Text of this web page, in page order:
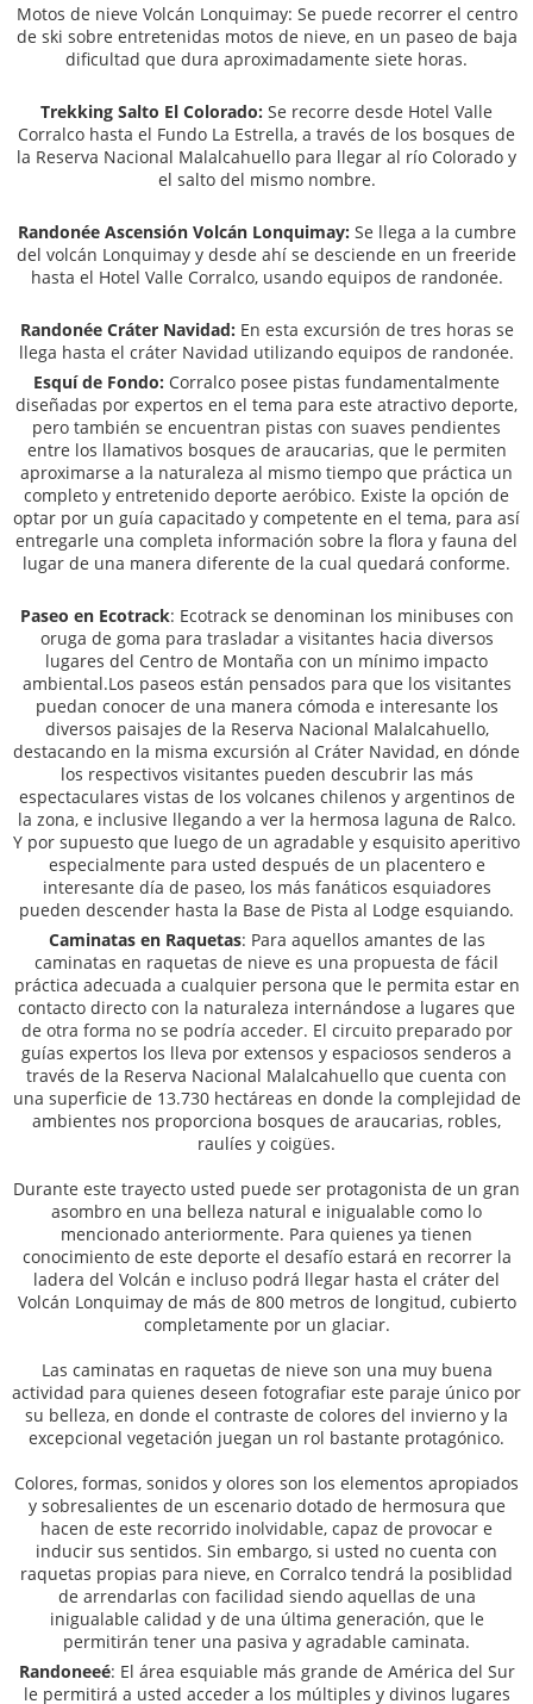
Motos de nieve Volcán Lonquimay: Se puede recorrer el centro
de ski sobre entretenidas motos de nieve, en un paseo de baja
dificultad que dura aproximadamente siete horas.
Trekking Salto El Colorado: Se recorre desde Hotel Valle
Corralco hasta el Fundo La Estrella, a través de los bosques de
la Reserva Nacional Malalcahuello para llegar al río Colorado y
el salto del mismo nombre.
Randonée Ascensión Volcán Lonquimay: Se llega a la cumbre
del volcán Lonquimay y desde ahí se desciende en un freeride
hasta el Hotel Valle Corralco, usando equipos de randonée.
Randonée Cráter Navidad: En esta excursión de tres horas se
llega hasta el cráter Navidad utilizando equipos de randonée.
Esquí de Fondo: Corralco posee pistas fundamentalmente
diseñadas por expertos en el tema para este atractivo deporte,
pero también se encuentran pistas con suaves pendientes
entre los llamativos bosques de araucarias, que le permiten
aproximarse a la naturaleza al mismo tiempo que práctica un
completo y entretenido deporte aeróbico. Existe la opción de
optar por un guía capacitado y competente en el tema, para así
entregarle una completa información sobre la flora y fauna del
lugar de una manera diferente de la cual quedará conforme.
Paseo en Ecotrack: Ecotrack se denominan los minibuses con
oruga de goma para trasladar a visitantes hacia diversos
lugares del Centro de Montaña con un mínimo impacto
ambiental.Los paseos están pensados para que los visitantes
puedan conocer de una manera cómoda e interesante los
diversos paisajes de la Reserva Nacional Malalcahuello,
destacando en la misma excursión al Cráter Navidad, en dónde
los respectivos visitantes pueden descubrir las más
espectaculares vistas de los volcanes chilenos y argentinos de
la zona, e inclusive llegando a ver la hermosa laguna de Ralco.
Y por supuesto que luego de un agradable y esquisito aperitivo
especialmente para usted después de un placentero e
interesante día de paseo, los más fanáticos esquiadores
pueden descender hasta la Base de Pista al Lodge esquiando.
Caminatas en Raquetas: Para aquellos amantes de las
caminatas en raquetas de nieve es una propuesta de fácil
práctica adecuada a cualquier persona que le permita estar en
contacto directo con la naturaleza internándose a lugares que
de otra forma no se podría acceder. El circuito preparado por
guías expertos los lleva por extensos y espaciosos senderos a
través de la Reserva Nacional Malalcahuello que cuenta con
una superficie de 13.730 hectáreas en donde la complejidad de
ambientes nos proporciona bosques de araucarias, robles,
raulíes y coigües.
Durante este trayecto usted puede ser protagonista de un gran
asombro en una belleza natural e inigualable como lo
mencionado anteriormente. Para quienes ya tienen
conocimiento de este deporte el desafío estará en recorrer la
ladera del Volcán e incluso podrá llegar hasta el cráter del
Volcán Lonquimay de más de 800 metros de longitud, cubierto
completamente por un glaciar.
Las caminatas en raquetas de nieve son una muy buena
actividad para quienes deseen fotografiar este paraje único por
su belleza, en donde el contraste de colores del invierno y la
excepcional vegetación juegan un rol bastante protagónico.
Colores, formas, sonidos y olores son los elementos apropiados
y sobresalientes de un escenario dotado de hermosura que
hacen de este recorrido inolvidable, capaz de provocar e
inducir sus sentidos. Sin embargo, si usted no cuenta con
raquetas propias para nieve, en Corralco tendrá la posiblidad
de arrendarlas con facilidad siendo aquellas de una
inigualable calidad y de una última generación, que le
permitirán tener una pasiva y agradable caminata.
Randoneeé: El área esquiable más grande de América del Sur
le permitirá a usted acceder a los múltiples y divinos lugares